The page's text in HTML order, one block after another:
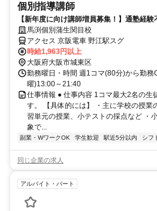
個別指導講師
【新年度に向け講師増員募集！】通塾経
験を活かして働ける！
馬渕個別蒲生関目校
アクセス 京阪電車 野江駅スグ
時給1,963円以上
大阪府大阪市城東区
勤務曜日・時間 週1コマ(80分)から勤務
曜)13:00～21:40
仕事情報 ● 仕事内容 1コマ最大2名の生
す。 【具体的には】 ・主に学校の授業
習単元の授業、小テストの採点など ・
象で...
副業・WワークOK 学生歓迎 駅近5分以内 シフ
同じ企業の求人
アルバイト・パート